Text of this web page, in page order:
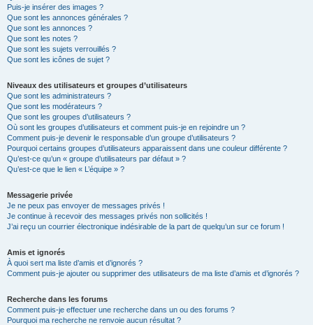
Puis-je insérer des images ?
Que sont les annonces générales ?
Que sont les annonces ?
Que sont les notes ?
Que sont les sujets verrouillés ?
Que sont les icônes de sujet ?
Niveaux des utilisateurs et groupes d’utilisateurs
Que sont les administrateurs ?
Que sont les modérateurs ?
Que sont les groupes d’utilisateurs ?
Où sont les groupes d’utilisateurs et comment puis-je en rejoindre un ?
Comment puis-je devenir le responsable d’un groupe d’utilisateurs ?
Pourquoi certains groupes d’utilisateurs apparaissent dans une couleur différente ?
Qu’est-ce qu’un « groupe d’utilisateurs par défaut » ?
Qu’est-ce que le lien « L’équipe » ?
Messagerie privée
Je ne peux pas envoyer de messages privés !
Je continue à recevoir des messages privés non sollicités !
J’ai reçu un courrier électronique indésirable de la part de quelqu’un sur ce forum !
Amis et ignorés
À quoi sert ma liste d’amis et d’ignorés ?
Comment puis-je ajouter ou supprimer des utilisateurs de ma liste d’amis et d’ignorés ?
Recherche dans les forums
Comment puis-je effectuer une recherche dans un ou des forums ?
Pourquoi ma recherche ne renvoie aucun résultat ?